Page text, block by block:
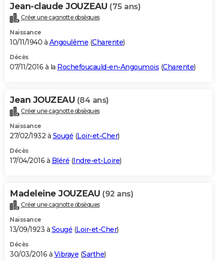
Jean-claude JOUZEAU (75 ans)
Créer une cagnotte obsèques
Naissance
10/11/1940 à Angoulême (Charente)
Décès
07/11/2016 à la Rochefoucauld-en-Angoumois (Charente)
Jean JOUZEAU (84 ans)
Créer une cagnotte obsèques
Naissance
27/02/1932 à Sougé (Loir-et-Cher)
Décès
17/04/2016 à Bléré (Indre-et-Loire)
Madeleine JOUZEAU (92 ans)
Créer une cagnotte obsèques
Naissance
13/09/1923 à Sougé (Loir-et-Cher)
Décès
30/03/2016 à Vibraye (Sarthe)